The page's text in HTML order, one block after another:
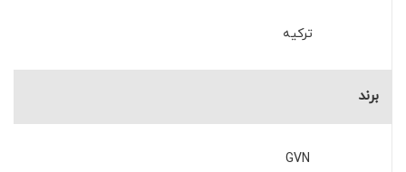
ترکیه
برند
GVN